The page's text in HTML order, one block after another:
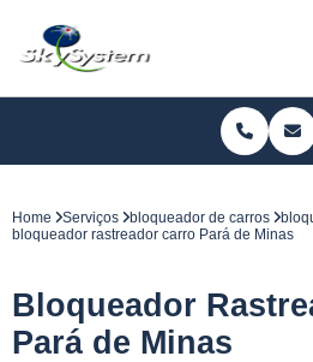
Home Serviços bloqueador de carros
bloqueador rastreador carro Pará de Minas
Bloqueador
Pará de Minas